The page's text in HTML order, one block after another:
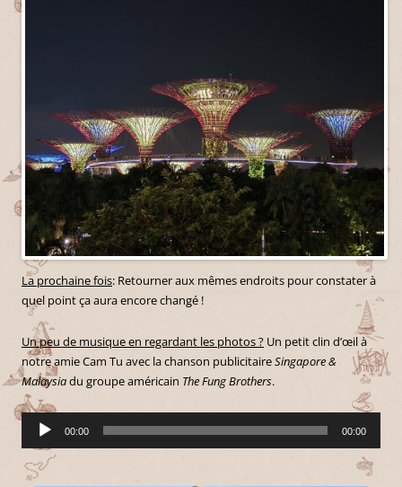
La prochaine fois: Retourner aux mêmes endroits pour constater à
quel point ça aura encore changé !
Un peu de musique en regardant les photos ? Un petit clin d’œil à
notre amie Cam Tu avec la chanson publicitaireSingapore &
Malaysiadu groupe américain The Fung Brothers.
Lecteur
audio
00:00 00:00